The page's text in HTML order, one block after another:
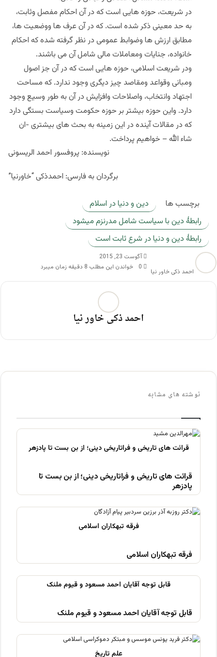
در شریعت، حوزه هایی است که در آن احکام مفصل وثابت،
به حد معینی ذکر شده است. که در آن عرف ها ووضعیت ها،
مطابق ارزش ها وضوابط عمومی در نظر گرفته شده که احکام
خانواده، جنایات ومعاملات مالی شامل آن می باشند.
ودر شریعت اسلامی، حوزه هایی است که در آن جز اصول
ومبانی وقواعد ومقاصد چیز دیگری وجود ندارد. که مساحت
اجتهاد وانتخاب، واصلاحات وافزایش در آن به طور وسیع وجود
دارد. واین حوزه بیشتر بر حوزه حکومت وسیاست بستگی دارد
که در مقالات آینده در این زمینه به بحث های بیشتری -ان
شاء الله – خواهیم پرداخت.
نويسنده: پروفسور احمد الریسونی
برگردان به فارسی: احمدذکی “خاورنیا”
برچسب ها
دین و دنیا در اسلام
رابطۀ دین با سیاست شامل مدرنزم میشود
رابطۀ دین و دنیا در شرع ثابت است
احمد ذکی خاور نیا
آگوست 23, 2015
0
خواندن این مطلب 8 دقیقه زمان میبرد
احمد ذکی خاور نیا
نوشته های مشابه
قرائت های تاریخی و فراتاریخی دینی؛ از بن بست تا
پادزهر
فرقه تبهکاران اسلامی
قابل توجه آقایان احمد مسعود و قیوم ملنک